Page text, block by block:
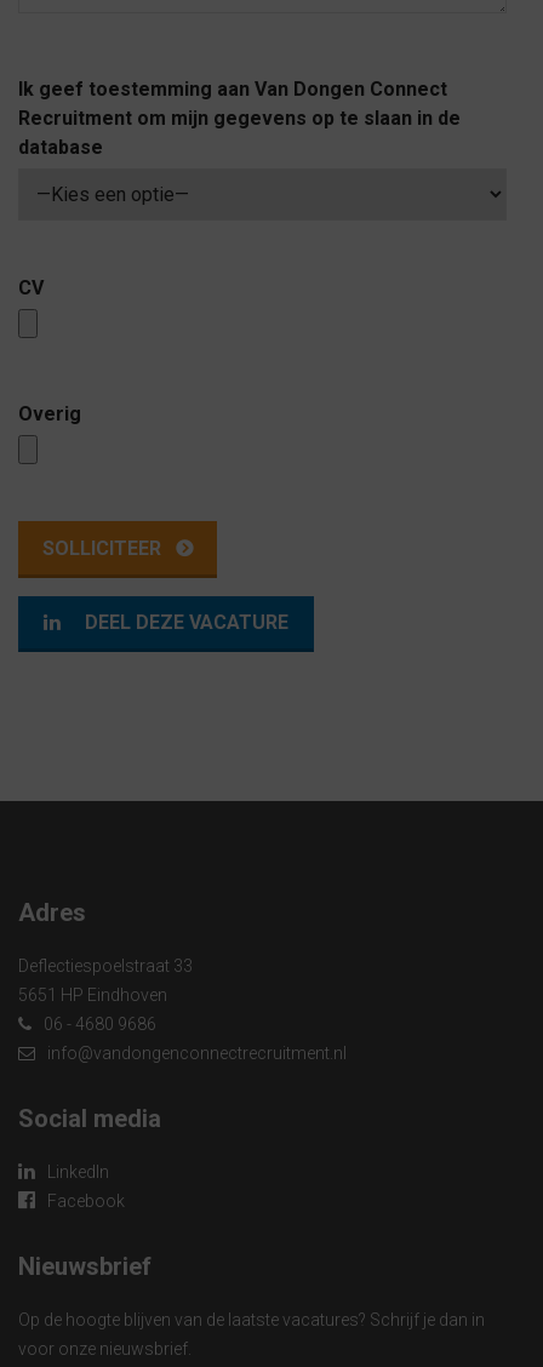
Ik geef toestemming aan Van Dongen Connect
Recruitment om mijn gegevens op te slaan in de
database
CV
Overig
DEEL DEZE VACATURE
Adres
Deflectiespoelstraat 33
5651 HP Eindhoven
06 - 4680 9686
info@vandongenconnectrecruitment.nl
Social media
LinkedIn
Facebook
Nieuwsbrief
Op de hoogte blijven van de laatste vacatures? Schrijf je dan in
voor onze nieuwsbrief.